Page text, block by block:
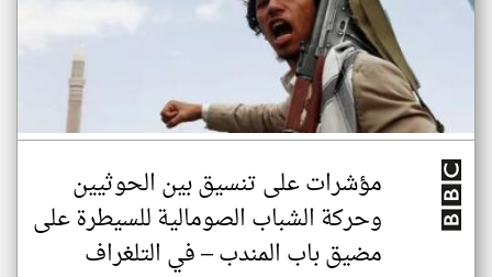
مؤشرات على تنسيق بين الحوثيين
وحركة الشباب الصومالية للسيطرة على
مضيق باب المندب – في التلغراف